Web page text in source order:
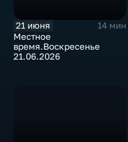
21 июня
14 мин
Местное
время.Воскресенье
21.06.2026